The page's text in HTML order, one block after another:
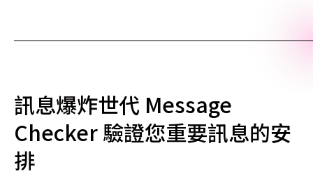
訊息爆炸世代 Message
Checker 驗證您重要訊息的安
排